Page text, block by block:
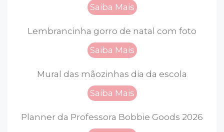
Saiba Mais
Lembrancinha gorro de natal com foto
Saiba Mais
Mural das mãozinhas dia da escola
Saiba Mais
Planner da Professora Bobbie Goods 2026